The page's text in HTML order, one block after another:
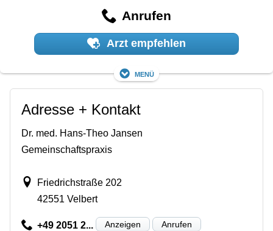
Anrufen
Arzt empfehlen
Menü
Adresse + Kontakt
Dr. med. Hans-Theo Jansen
Gemeinschaftspraxis
Friedrichstraße 202
42551 Velbert
+49 2051 2... Anzeigen Anrufen